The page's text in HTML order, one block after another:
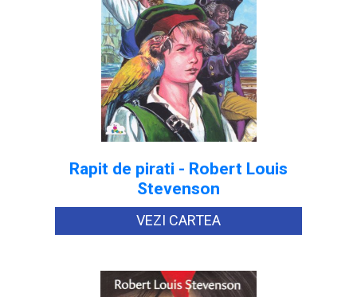
Rapit de pirati - Robert Louis
Stevenson
VEZI CARTEA